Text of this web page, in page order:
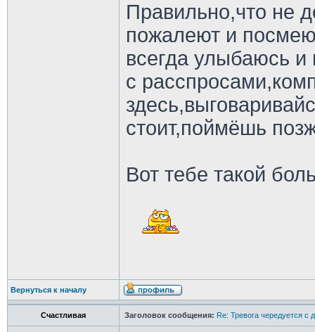
Правильно,что не
пожалеют и
всегда улыбаюсь и
с
стоит,поймёшь
Вот тебе такой
Вернуться к началу
Счастливая Заголовок сообщения: Re: Тревога чередуется с